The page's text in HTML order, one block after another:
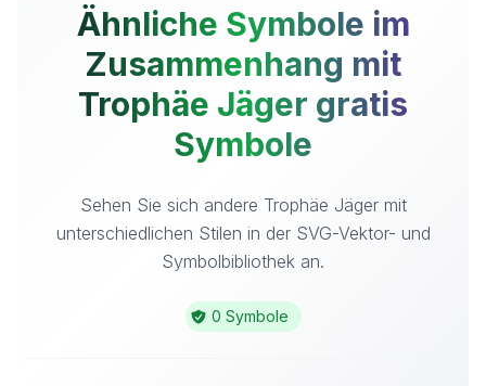
Ähnliche Symbole im
Zusammenhang mit
Trophäe Jäger gratis
Symbole
Sehen Sie sich andere Trophäe Jäger mit
unterschiedlichen Stilen in der SVG-Vektor- und
Symbolbibliothek an.
0 Symbole